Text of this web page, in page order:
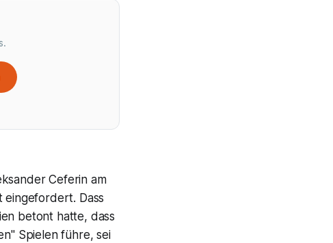
Ceferin am
eingefordert. Dass
betont hatte, dass
Spielen führe, sei